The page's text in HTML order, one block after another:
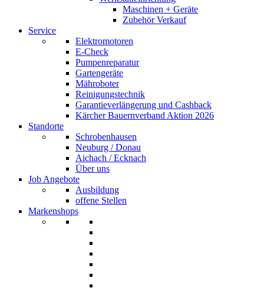
Maschinen + Geräte
Zubehör Verkauf
Service
Elektromotoren
E-Check
Pumpenreparatur
Gartengeräte
Mähroboter
Reinigungstechnik
Garantieverlängerung und Cashback
Kärcher Bauernverband Aktion 2026
Standorte
Schrobenhausen
Neuburg / Donau
Aichach / Ecknach
Über uns
Job Angebote
Ausbildung
offene Stellen
Markenshops